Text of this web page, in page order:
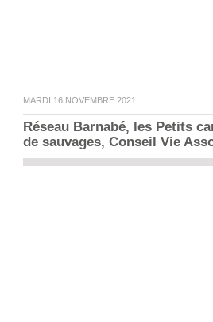
MARDI 16 NOVEMBRE 2021
Réseau Barnabé, les Petits
de sauvages, Conseil Vie
Le Labo n°22